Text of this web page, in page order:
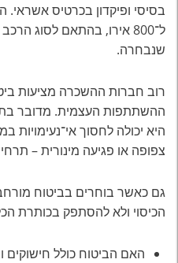
ל־800 אירו, בהתאם לסוג
שנבחרה.
רוב חברות ההשכרה מציעות
ההשתתפות העצמית. מדובר
היא יכולה לחסוך אי־נעימויות
צפופה או פגיעה מינורית –
גם כאשר בוחרים בביטוח
הכיסוי ולא להסתפק בכותרת
האם הביטוח כולל חישוקים